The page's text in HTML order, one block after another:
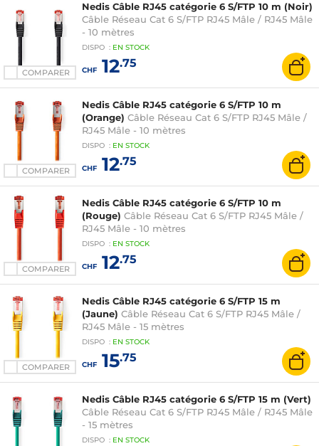
COMPARER
Nedis Câble RJ45 catégorie 6 S/FTP 10 m (Noir)
Câble Réseau Cat 6 S/FTP RJ45 Mâle / RJ45 Mâle
- 10 mètres
DISPO : EN STOCK
CHF12.75
COMPARER
Nedis Câble RJ45 catégorie 6 S/FTP 10 m
(Orange) Câble Réseau Cat 6 S/FTP RJ45 Mâle /
RJ45 Mâle - 10 mètres
DISPO : EN STOCK
CHF12.75
COMPARER
Nedis Câble RJ45 catégorie 6 S/FTP 10 m
(Rouge) Câble Réseau Cat 6 S/FTP RJ45 Mâle /
RJ45 Mâle - 10 mètres
DISPO : EN STOCK
CHF12.75
COMPARER
Nedis Câble RJ45 catégorie 6 S/FTP 15 m
(Jaune) Câble Réseau Cat 6 S/FTP RJ45 Mâle /
RJ45 Mâle - 15 mètres
DISPO : EN STOCK
CHF15.75
Nedis Câble RJ45 catégorie 6 S/FTP 15 m (Vert)
Câble Réseau Cat 6 S/FTP RJ45 Mâle / RJ45 Mâle
- 15 mètres
DISPO : EN STOCK